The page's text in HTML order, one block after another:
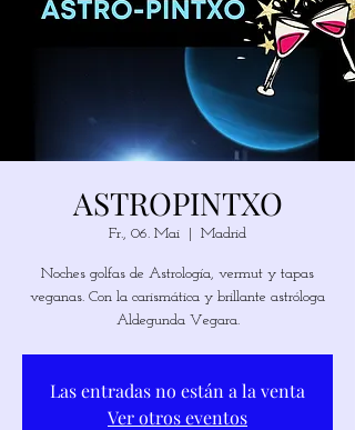
ASTROPINTXO
Fr., 06. Mai Madrid
Noches golfas de Astrología, vermut y tapas
veganas. Con la carismática y brillante astróloga
Aldegunda Vegara.
Las entradas no están a la venta
Ver otros eventos